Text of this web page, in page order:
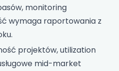
monitoring
wymaga raportowania z
projektów, utilization
mid-market